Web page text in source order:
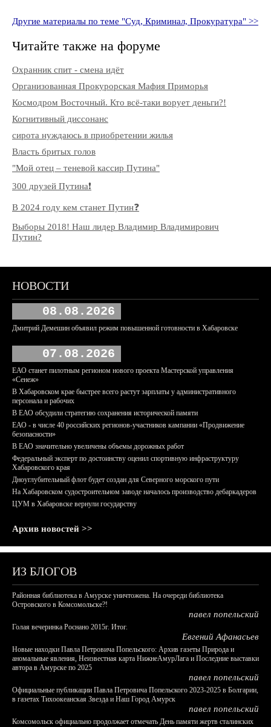
Другие материалы по теме "Суд, Криминал, Прокуратура" >>
Читайте также на форуме
Охранник спит - смена идёт
Организованная Прокурорская Мафия Приморья
Космодром Восточный. Кто всё-таки ворует деньги?!
Когнитивный диссонанс
сирота нуждаюсь в приобретении жилья
Власть бритых голов
"Мой отец – теневой кассир Путина"
300 друзей Путина❗️
В 2024 году кем станет Путин❓
Выборы 2018! Наш лидер Владимир Владимирович
Путин?
НОВОСТИ
08.08.2026
Дмитрий Демешин объявил режим повышенной готовности в Хабаровске
07.08.2026
ЕАО станет пилотным регионом нового проекта Мастерской управления
«Сенеж»
В Хабаровском крае быстрее всего растут зарплаты у административного
персонала и рабочих
В ЕАО обсудили стратегию сохранения исторической памяти
ЕАО - в числе 40 российских регионов-участников кампании «Продвижение
безопасности»
В ЕАО значительно увеличены объемы дорожных работ
Федеральный эксперт по достоинству оценил спортивную инфраструктуру
Хабаровского края
Дноуглубительный флот будет создан для Северного морского пути
На Хабаровском судостроительном заводе началось производство дебаркадеров
ЦУМ в Хабаровске вернули государству
Архив новостей >>
ИЗ БЛОГОВ
Районная библиотека в Амурске уничтожена. На очереди библиотека
Островского в Комсомольске?!
павел попельский
Голая вечеринка Роснано 2015г. Итог.
Евгений Афанасьев
Новые находки Павла Петровича Попельского: Архив газеты Природа и
аномальные явления, Неизвестная карта НижнеАмурЛага и Последние выставки
автора в Амурске по 2025
павел попельский
Официальные публикации Павла Петровича Попельского 2023-2025 в Болгарии,
в газетах Тихоокеанская Звезда и Наш Город Амурск
павел попельский
Комсомольск официально продолжает отмечать День памяти жертв сталинских